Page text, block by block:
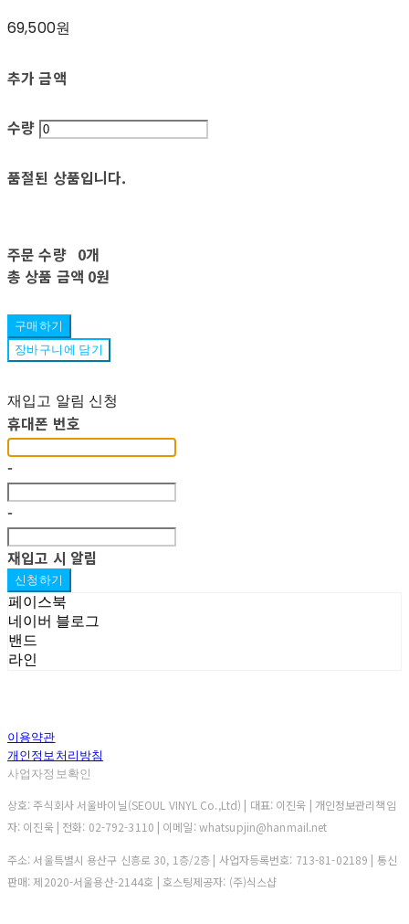
69,500원
추가 금액
수량
품절된 상품입니다.
주문 수량 0개
총 상품 금액 0원
구매하기
장바구니에 담기
재입고 알림 신청
휴대폰 번호
-
-
재입고 시 알림
신청하기
페이스북
네이버 블로그
밴드
라인
이용약관
개인정보처리방침
사업자정보확인
상호: 주식회사 서울바이닐(SEOUL VINYL Co.,Ltd) | 대표: 이진욱 | 개인정보관리책임
자: 이진욱 | 전화: 02-792-3110 | 이메일: whatsupjin@hanmail.net
주소: 서울특별시 용산구 신흥로 30, 1층/2층 | 사업자등록번호: 713-81-02189 | 통신
판매: 제2020-서울용산-2144호 | 호스팅제공자: (주)식스샵